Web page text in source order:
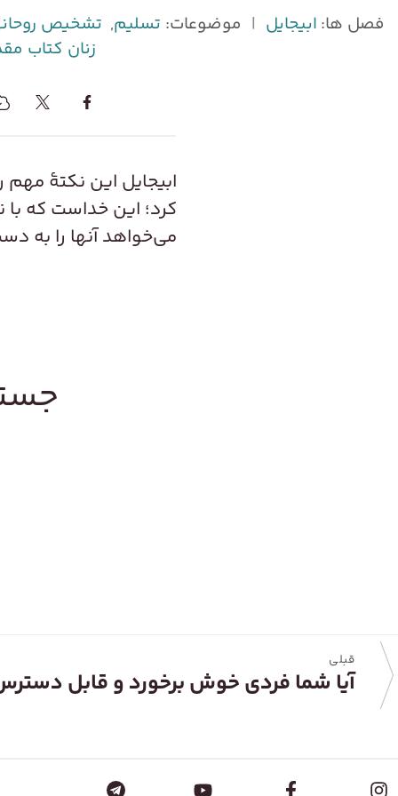
فصل ها: ابیجایل | موضوعات: تسلیم, تشخیص
زنان کتاب
ابیجایل این نکتۀ
کرد؛ این خداست که با
می‌خواهد آنها را به
قبلی
آیا شما فردی خوش برخورد و قابل